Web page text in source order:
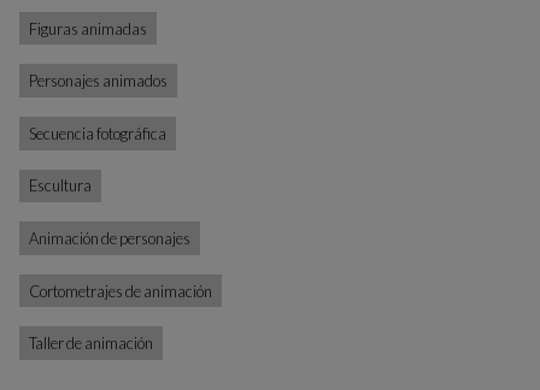
Figuras animadas
Personajes animados
Secuencia fotográfica
Escultura
Animación de personajes
Cortometrajes de animación
Taller de animación